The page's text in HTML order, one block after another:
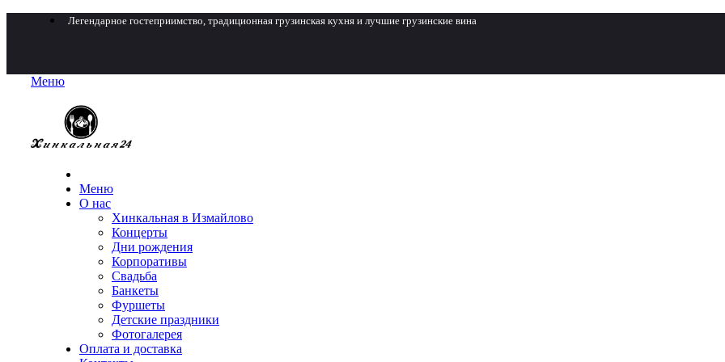
Легендарное гостеприимство, традиционная грузинская кухня и лучшие грузинские вина
Меню
Меню
О нас
Хинкальная в Измайлово
Концерты
Дни рождения
Корпоративы
Свадьба
Банкеты
Фуршеты
Детские праздники
Фотогалерея
Оплата и доставка